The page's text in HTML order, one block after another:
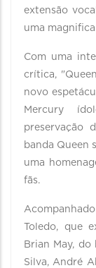
extensão
uma
Com uma
crítica,
novo
Mercury
preservação
banda Queen
uma
fãs.
Toledo, que
Brian May,
Silva, André